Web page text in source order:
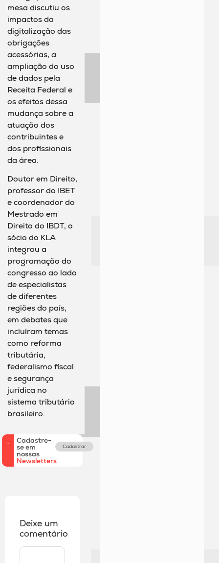
mesa discutiu os
impactos da
digitalização das
obrigações
acessórias, a
ampliação do uso
de dados pela
Receita Federal e
os efeitos dessa
mudança sobre a
atuação dos
contribuintes e
dos profissionais
da área.
Doutor em Direito,
professor do IBET
e coordenador do
Mestrado em
Direito do IBDT, o
sócio do KLA
integrou a
programação do
congresso ao lado
de especialistas
de diferentes
regiões do país,
em debates que
incluíram temas
como reforma
tributária,
federalismo fiscal
e segurança
jurídica no
sistema tributário
brasileiro.
Cadastre-
se em
nossas
Newsletters
Cadastrar
Deixe um
comentário